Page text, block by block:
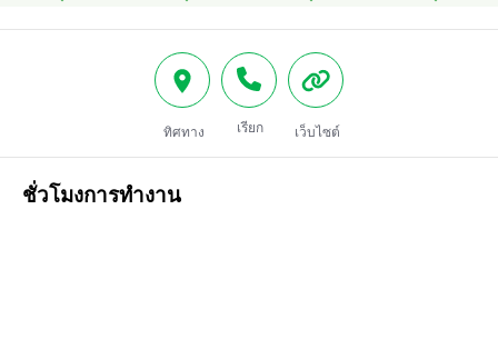
ทิศทาง เรียก เว็บไซต์
ชั่วโมงการทำงาน